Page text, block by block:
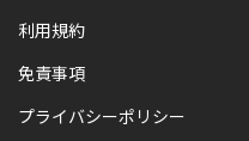
利用規約
免責事項
プライバシーポリシー